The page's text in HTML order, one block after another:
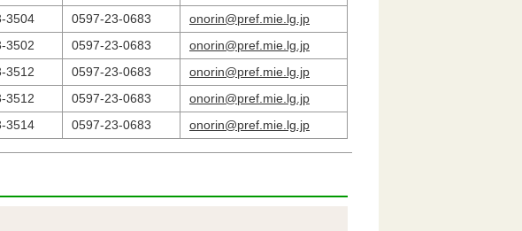
3504 0597-23-0683
onorin@pref.mie.lg.jp
3502 0597-23-0683
onorin@pref.mie.lg.jp
3512 0597-23-0683
onorin@pref.mie.lg.jp
3512 0597-23-0683
onorin@pref.mie.lg.jp
3514 0597-23-0683 onorin@pref.mie.lg.jp